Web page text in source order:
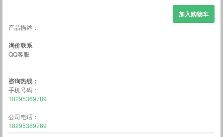
产品描述：
询价联系
QQ客服
咨询热线：
手机号码：
18295369789
公司电话：
18295369789